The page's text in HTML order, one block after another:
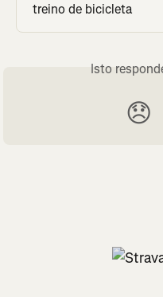
treino de bicicleta
Isto
😞